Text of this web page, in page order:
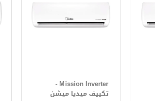
Mission Inverter -
تكييف ميديا ميشن